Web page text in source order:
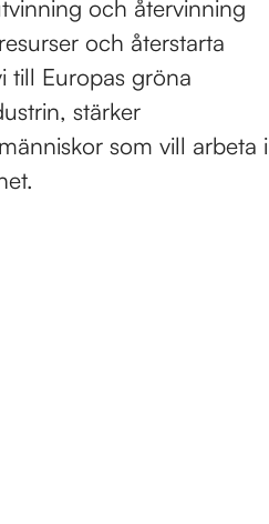
och återvinning
och återstarta
till Europas gröna
stärker
som vill arbeta i